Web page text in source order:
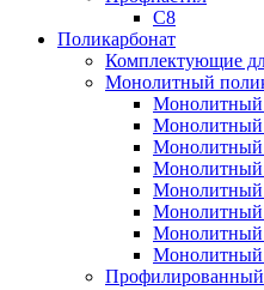
С8
Поликарбонат
Комплектующие
Монолитный
Профилированный